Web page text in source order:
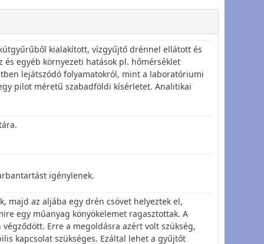
kialakított, vízgyűjtő drénnel ellátott és
egyéb környezeti hatások pl. hőmérséklet
lejátszódó folyamatokról, mint a laboratóriumi
pilot méretű szabadföldi kísérletet. Analitikai
igénylenek.
majd az aljába egy drén csövet helyeztek el,
egy műanyag könyökelemet ragasztottak. A
Erre a megoldásra azért volt szükség,
kapcsolat szükséges. Ezáltal lehet a gyűjtőt